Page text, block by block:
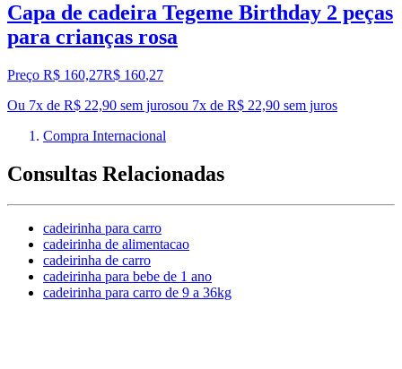
Capa de cadeira Tegeme Birthday 2 peças
para crianças rosa
Preço R$ 160,27R$ 160,27
Ou 7x de R$ 22,90 sem jurosou 7x de R$ 22,90 sem juros
Compra Internacional
Consultas Relacionadas
cadeirinha para carro
cadeirinha de alimentacao
cadeirinha de carro
cadeirinha para bebe de 1 ano
cadeirinha para carro de 9 a 36kg